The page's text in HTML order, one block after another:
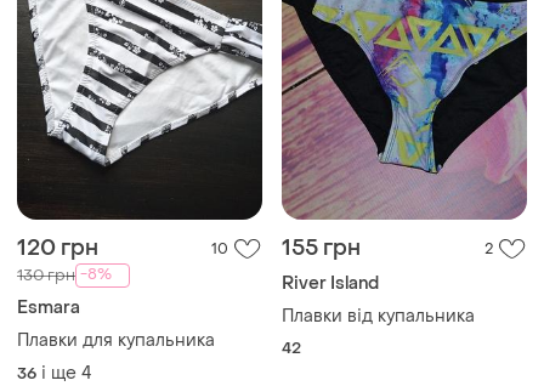
120 грн 10
130 грн -8%
Esmara
Плавки для купальника
36 і ще 4
155 грн 2
River Island
Плавки від купальника
42